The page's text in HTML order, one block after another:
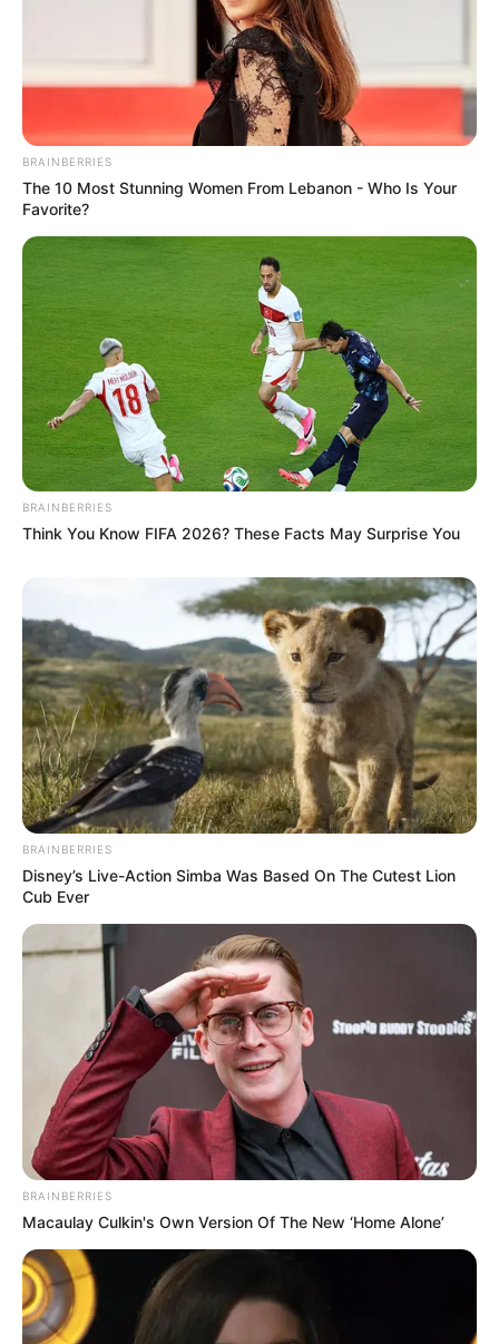
BRAINBERRIES
The 10 Most Stunning Women From Lebanon - Who Is Your
Favorite?
BRAINBERRIES
Think You Know FIFA 2026? These Facts May Surprise You
BRAINBERRIES
Disney’s Live-Action Simba Was Based On The Cutest Lion
Cub Ever
BRAINBERRIES
Macaulay Culkin's Own Version Of The New ‘Home Alone’